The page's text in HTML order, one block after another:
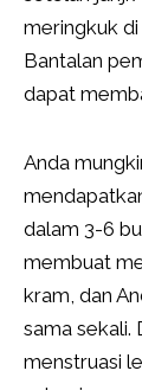
meringkuk
Bantalan
dapat
Anda
dalam 3-6
membuat
kram, dan
sama sekali.
menstruasi